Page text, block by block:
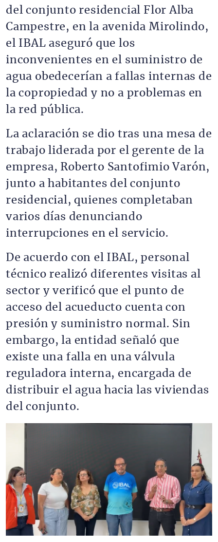
del conjunto residencial Flor Alba
Campestre, en la avenida Mirolindo,
el IBAL aseguró que los
inconvenientes en el suministro de
agua obedecerían a fallas internas de
la copropiedad y no a problemas en
la red pública.
La aclaración se dio tras una mesa de
trabajo liderada por el gerente de la
empresa, Roberto Santofimio Varón,
junto a habitantes del conjunto
residencial, quienes completaban
varios días denunciando
interrupciones en el servicio.
De acuerdo con el IBAL, personal
técnico realizó diferentes visitas al
sector y verificó que el punto de
acceso del acueducto cuenta con
presión y suministro normal. Sin
embargo, la entidad señaló que
existe una falla en una válvula
reguladora interna, encargada de
distribuir el agua hacia las viviendas
del conjunto.